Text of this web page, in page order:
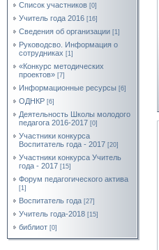
Список участников [0]
Учитель года 2016 [16]
Сведения об организации [1]
Руководсво. Информация о
сотрудниках [1]
«Конкурс методических
проектов» [7]
Информационные ресурсы [6]
ОДНКР [6]
Деятельность Школы молодого
педагога 2016-2017 [0]
Участники конкурса
Воспитатель года - 2017 [20]
Участники конкурса Учитель
года - 2017 [15]
Форум педагогического актива
[1]
Воспитатель года [27]
Учитель года-2018 [15]
библиот [0]